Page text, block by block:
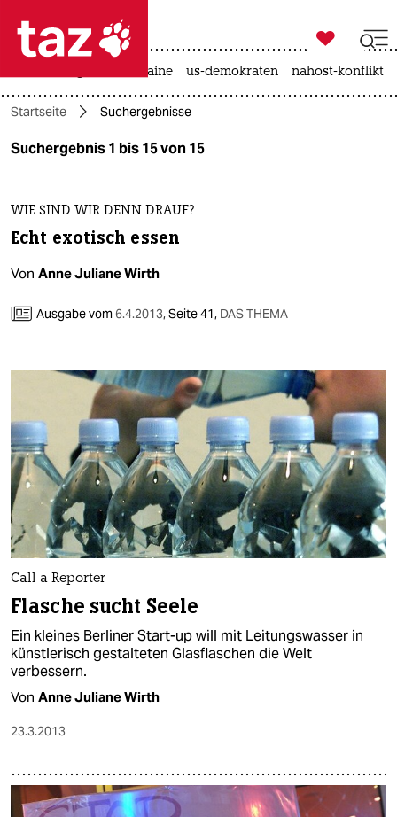
 taz zahl ich
taz zahl ich
themen
politik
öko
gesellschaft
kultur
nord
wahrheit
verlag
verlag
veranstaltungen
fragen & hilfe
unterstützen
abo
epaper login

taz zahl ich
krieg in der ukraine us-demokraten nahost-konflikt
Startseite Suchergebnisse
Suchergebnis 1 bis 15 von 15
WIE SIND WIR DENN DRAUF?
Echt exotisch essen
Von Anne Juliane Wirth
Ausgabe vom6.4.2013,Seite 41, DAS THEMA
Call a Reporter
Flasche sucht Seele
Ein kleines Berliner Start-up will mit Leitungswasser in
künstlerisch gestalteten Glasflaschen die Welt
verbessern.
Von Anne Juliane Wirth
23.3.2013